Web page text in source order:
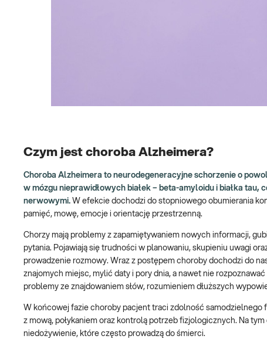
Czym jest choroba Alzheimera?
Choroba Alzheimera to neurodegeneracyjne schorzenie o
w mózgu nieprawidłowych białek – beta-amyloidu i białka
nerwowymi. W efekcie dochodzi do stopniowego obumierania
pamięć, mowę, emocje i orientację przestrzenną.
Chorzy mają problemy z zapamiętywaniem nowych informacji,
pytania. Pojawiają się trudności w planowaniu, skupieniu uwagi
prowadzenie rozmowy. Wraz z postępem choroby dochodzi do
znajomych miejsc, mylić daty i pory dnia, a nawet nie
problemy ze znajdowaniem słów, rozumieniem dłuższych
W końcowej fazie choroby pacjent traci zdolność samodzielnego
z mową, połykaniem oraz kontrolą potrzeb fizjologicznych. Na
niedożywienie, które często prowadzą do śmierci.